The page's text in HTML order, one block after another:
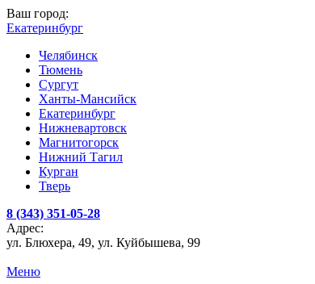
Ваш город:
Екатеринбург
Челябинск
Тюмень
Сургут
Ханты-Мансийск
Екатеринбург
Нижневартовск
Магнитогорск
Нижний Тагил
Курган
Тверь
8 (343) 351-05-28
Адрес:
ул. Блюхера, 49, ул. Куйбышева, 99
Меню